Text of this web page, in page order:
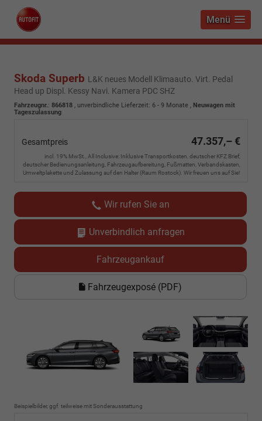
Menü
Skoda Superb L&K neues Modell Klimaauto. Virt. Pedal
Head up Displ. Kessy Navi. Kamera PDC SHZ
Fahrzeugnr.: 866818 , unverbindliche Lieferzeit: 6 - 9 Monate , Neuwagen mit
Tageszulassung
Gesamtpreis 47.357,– €
incl. 19% MwSt., All Inclusive: Inklusive Transportkosten, deutscher KFZ Brief,
deutscher Bedienungsanleitung, Fahrzeugaufbereitung, Fußmatten, Verbandskasten,
Umweltplakette und Zulassung auf den Halter (Raum Rostock). Wir freuen uns auf Sie!
Wir rufen Sie an
Unverbindlich anfragen
Fahrzeugankauf
Fahrzeugexposé (PDF)
Beispielbilder, ggf. teilweise mit Sonderausstattung